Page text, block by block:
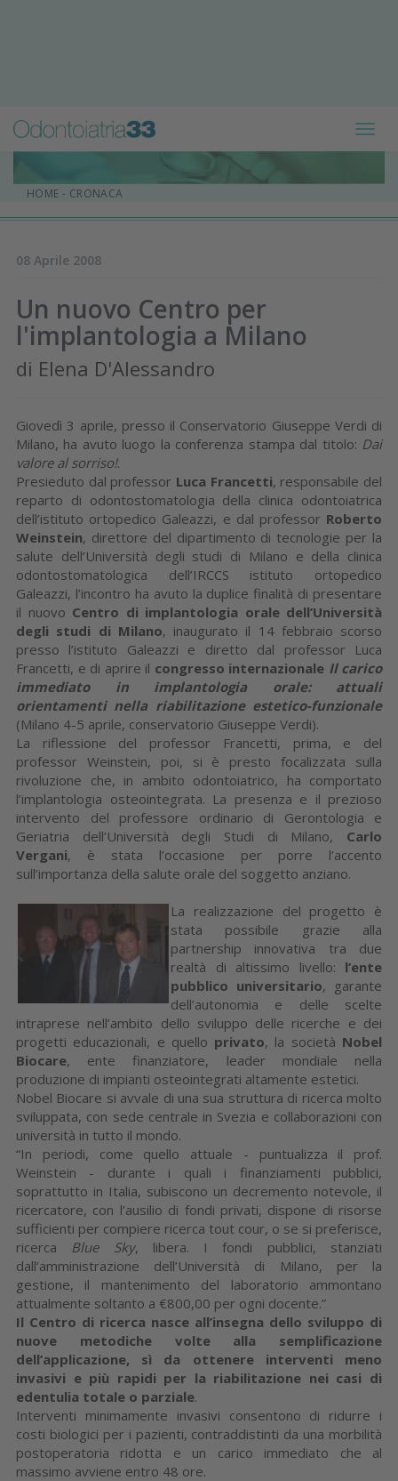
HOME - CRONACA
08 Aprile 2008
Un nuovo Centro per
l'implantologia a Milano
di Elena D'Alessandro
Giovedì 3 aprile, presso il Conservatorio Giuseppe Verdi di
Milano, ha avuto luogo la conferenza stampa dal titolo: Dai
valore al sorriso!.
Presieduto dal professor Luca Francetti, responsabile del
reparto di odontostomatologia della clinica odontoiatrica
dell’istituto ortopedico Galeazzi, e dal professor Roberto
Weinstein, direttore del dipartimento di tecnologie per la
salute dell’Università degli studi di Milano e della clinica
odontostomatologica dell’IRCCS istituto ortopedico
Galeazzi, l’incontro ha avuto la duplice finalità di presentare
il nuovo Centro di implantologia orale dell’Università
degli studi di Milano, inaugurato il 14 febbraio scorso
presso l’istituto Galeazzi e diretto dal professor Luca
Francetti, e di aprire il congresso internazionale Il carico
immediato in implantologia orale: attuali
orientamenti nella riabilitazione estetico-funzionale
(Milano 4-5 aprile, conservatorio Giuseppe Verdi).
La riflessione del professor Francetti, prima, e del
professor Weinstein, poi, si è presto focalizzata sulla
rivoluzione che, in ambito odontoiatrico, ha comportato
l’implantologia osteointegrata. La presenza e il prezioso
intervento del professore ordinario di Gerontologia e
Geriatria dell’Università degli Studi di Milano, Carlo
Vergani, è stata l’occasione per porre l’accento
sull’importanza della salute orale del soggetto anziano.
La realizzazione del progetto è
stata possibile grazie alla
partnership innovativa tra due
realtà di altissimo livello: l’ente
pubblico universitario, garante
dell’autonomia e delle scelte
intraprese nell’ambito dello sviluppo delle ricerche e dei
progetti educazionali, e quello privato, la società Nobel
Biocare, ente finanziatore, leader mondiale nella
produzione di impianti osteointegrati altamente estetici.
Nobel Biocare si avvale di una sua struttura di ricerca molto
sviluppata, con sede centrale in Svezia e collaborazioni con
università in tutto il mondo.
“In periodi, come quello attuale - puntualizza il prof.
Weinstein - durante i quali i finanziamenti pubblici,
soprattutto in Italia, subiscono un decremento notevole, il
ricercatore, con l’ausilio di fondi privati, dispone di risorse
sufficienti per compiere ricerca tout cour, o se si preferisce,
ricerca Blue Sky, libera. I fondi pubblici, stanziati
dall’amministrazione dell’Università di Milano, per la
gestione, il mantenimento del laboratorio ammontano
attualmente soltanto a €800,00 per ogni docente.”
Il Centro di ricerca nasce all’insegna dello sviluppo di
nuove metodiche volte alla semplificazione
dell’applicazione, sì da ottenere interventi meno
invasivi e più rapidi per la riabilitazione nei casi di
edentulia totale o parziale.
Interventi minimamente invasivi consentono di ridurre i
costi biologici per i pazienti, contraddistinti da una morbilità
postoperatoria ridotta e un carico immediato che al
massimo avviene entro 48 ore.